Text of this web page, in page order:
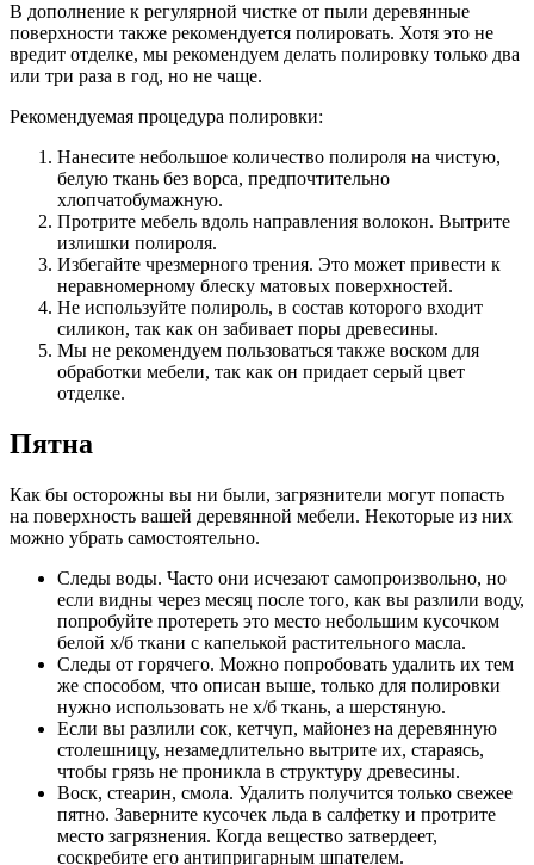
В дополнение к регулярной чистке от пыли деревянные
поверхности также рекомендуется полировать. Хотя это не
вредит отделке, мы рекомендуем делать полировку только два
или три раза в год, но не чаще.
Рекомендуемая процедура полировки:
Нанесите небольшое количество полироля на чистую,
белую ткань без ворса, предпочтительно
хлопчатобумажную.
Протрите мебель вдоль направления волокон. Вытрите
излишки полироля.
Избегайте чрезмерного трения. Это может привести к
неравномерному блеску матовых поверхностей.
Не используйте полироль, в состав которого входит
силикон, так как он забивает поры древесины.
Мы не рекомендуем пользоваться также воском для
обработки мебели, так как он придает серый цвет
отделке.
Пятна
Как бы осторожны вы ни были, загрязнители могут попасть
на поверхность вашей деревянной мебели. Некоторые из них
можно убрать самостоятельно.
Следы воды. Часто они исчезают самопроизвольно, но
если видны через месяц после того, как вы разлили воду,
попробуйте протереть это место небольшим кусочком
белой х/б ткани с капелькой растительного масла.
Следы от горячего. Можно попробовать удалить их тем
же способом, что описан выше, только для полировки
нужно использовать не х/б ткань, а шерстяную.
Если вы разлили сок, кетчуп, майонез на деревянную
столешницу, незамедлительно вытрите их, стараясь,
чтобы грязь не проникла в структуру древесины.
Воск, стеарин, смола. Удалить получится только свежее
пятно. Заверните кусочек льда в салфетку и протрите
место загрязнения. Когда вещество затвердеет,
соскребите его антипригарным шпателем.